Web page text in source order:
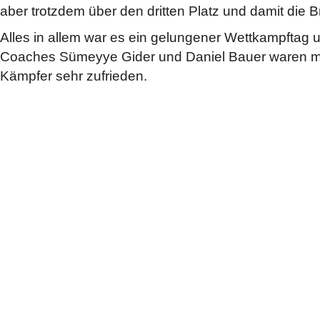
aber trotzdem über den dritten Platz und damit die
Alles in allem war es ein gelungener Wettkampftag
Coaches Sümeyye Gider und Daniel Bauer waren
Kämpfer sehr zufrieden.